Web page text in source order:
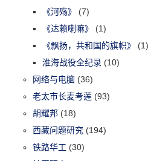
《河殇》
(7)
《达赖喇嘛》
(1)
《飘扬，共和国的旗帜》
(1)
淮海战役全纪录 (10)
网络与电脑 (36)
老太市长麦考莲 (93)
胡耀邦 (18)
西藏问题研究 (194)
铁路华工 (30)